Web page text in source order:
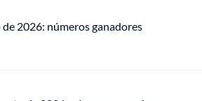
2026: números ganadores